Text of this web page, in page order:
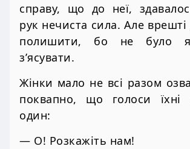
справу, що до неї,
рук нечиста сила. Але врешті
полишити, бо не було
з’ясувати.
Жінки мало не всі разом
поквапно, що голоси їхні
один:
— О! Розкажіть нам!